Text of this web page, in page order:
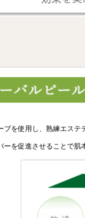
ブを使用し、熟練エス
ーを促進させることで肌